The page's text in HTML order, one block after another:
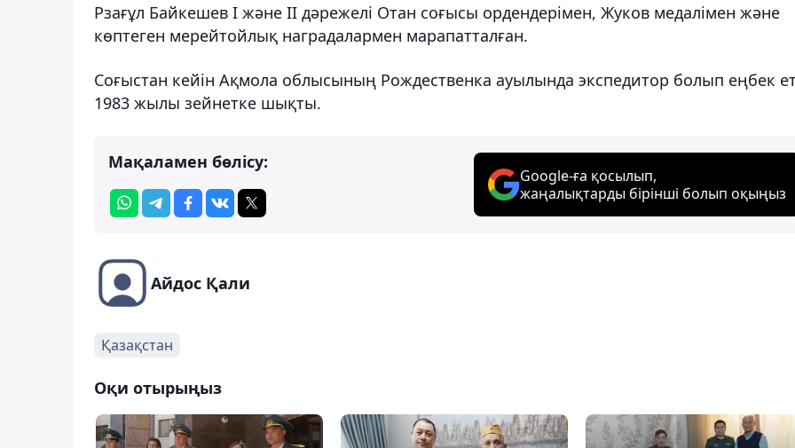
Рзағұл Байкешев I және II дәрежелі Отан соғысы ордендерімен, Жуков медалімен және
көптеген мерейтойлық наградалармен марапатталған.
Соғыстан кейін Ақмола облысының Рождественка ауылында экспедитор болып еңбек
1983 жылы зейнетке шықты.
Мақаламен бөлісу:
Google-ға қосылып,
жаңалықтарды бірінші болып оқыңыз
Айдос Қали
Қазақстан
Оқи отырыңыз